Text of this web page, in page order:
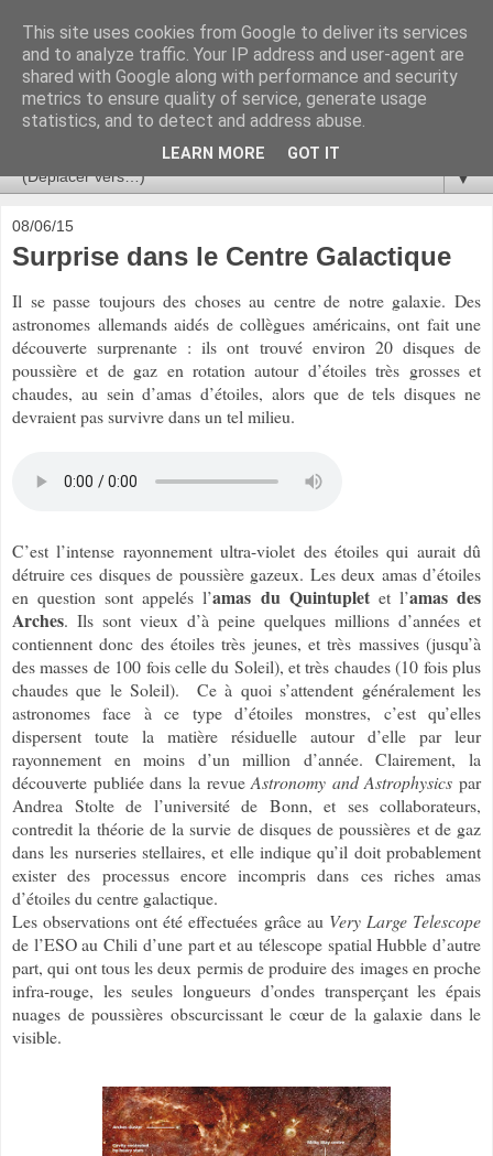
Ça se passe là haut
Astronomie, Astrophysique, Astroparticules, Cosmologie.
L'infini se contemple, indéfiniment. ISSN 2272-5768
▼
08/06/15
Surprise dans le Centre Galactique
Il se passe toujours des choses au centre de notre galaxie. Des
astronomes allemands aidés de collègues américains, ont fait une
découverte surprenante : ils ont trouvé environ 20 disques de
poussière et de gaz en rotation autour d’étoiles très grosses et
chaudes, au sein d’amas d’étoiles, alors que de tels disques ne
devraient pas survivre dans un tel milieu.
C’est l’intense rayonnement ultra-violet des étoiles qui aurait dû
détruire ces disques de poussière gazeux. Les deux amas d’étoiles
en question sont appelés l’amas du Quintupletet l’amas des
Arches. Ils sont vieux d’à peine quelques millions d’années et
contiennent donc des étoiles très jeunes, et très massives (jusqu’à
des masses de 100 fois celle du Soleil), et très chaudes (10 fois plus
chaudes que le Soleil). Ce à quoi s’attendent généralement les
astronomes face à ce type d’étoiles monstres, c’est qu’elles
dispersent toute la matière résiduelle autour d’elle par leur
rayonnement en moins d’un million d’année. Clairement, la
découverte publiée dans la revueAstronomy and Astrophysics par
Andrea Stolte de l’université de Bonn, et ses collaborateurs,
contredit la théorie de la survie de disques de poussières et de gaz
dans les nurseries stellaires, et elle indique qu’il doit probablement
exister des processus encore incompris dans ces riches amas
d’étoiles du centre galactique.
Les observations ont été effectuées grâce au Very Large Telescope
de l’ESO au Chili d’une part et au télescope spatial Hubble d’autre
part, qui ont tous les deux permis de produire des images en proche
infra-rouge, les seules longueurs d’ondes transperçant les épais
nuages de poussières obscurcissant le cœur de la galaxie dans le
visible.
This site uses cookies from Google to deliver its services
and to analyze traffic. Your IP address and user-agent are
shared with Google along with performance and security
metrics to ensure quality of service, generate usage
statistics, and to detect and address abuse.
LEARN MORE GOT IT